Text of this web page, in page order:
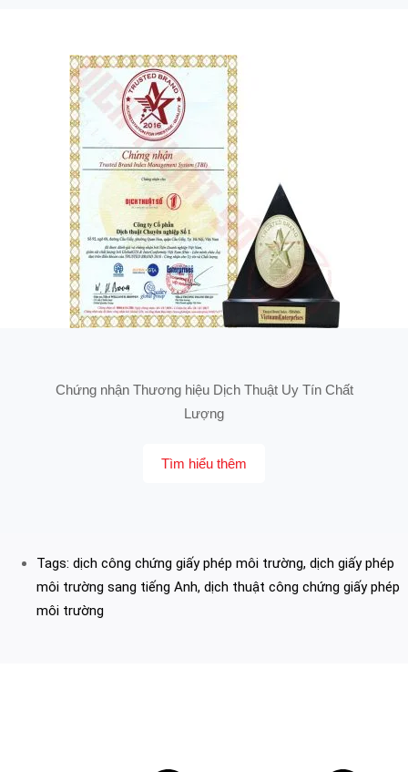
Chứng nhận Thương hiệu Dịch Thuật Uy Tín Chất
Lượng
Tìm hiểu thêm
Tags: dịch công chứng giấy phép môi trường, dịch giấy phép
môi trường sang tiếng Anh, dịch thuật công chứng giấy phép
môi trường